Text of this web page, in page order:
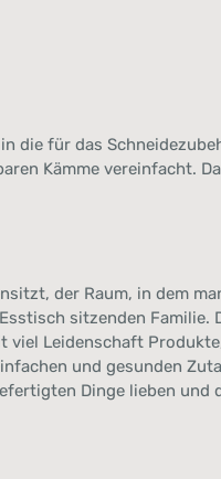
die für das
Kämme vereinfacht.
der Raum, in dem
sitzenden
Leidenschaft
und gesunden
Dinge lieben und